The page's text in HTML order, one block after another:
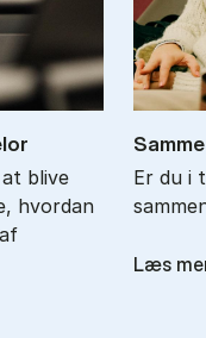
blive
hvordan
Er du i
Læs